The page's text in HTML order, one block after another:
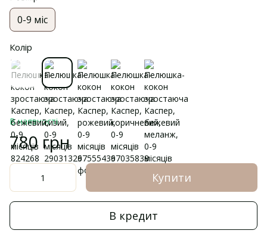
0-9 міс
Колір
В наявності
780 грн
Купити
В кредит